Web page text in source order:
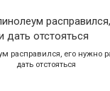
расправился, его нужно
дать отстояться